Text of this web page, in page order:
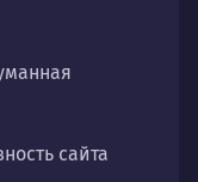
сайта